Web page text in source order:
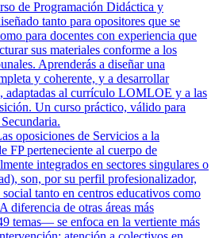
de Programación Didáctica y
tanto para opositores que se
para docentes con experiencia que
sus materiales conforme a los
Aprenderás a diseñar una
y coherente, y a desarrollar
adaptadas al currículo LOMLOE y a las
Un curso práctico, válido para
oposiciones de Servicios a la
FP perteneciente al cuerpo de
integrados en sectores singulares o
son, por su perfil profesionalizador,
tanto en centros educativos como
diferencia de otras áreas más
temas— se enfoca en la vertiente más